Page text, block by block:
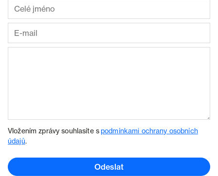
Vložením zprávy souhlasíte spodmínkami ochrany osobních
údajů.
Odeslat